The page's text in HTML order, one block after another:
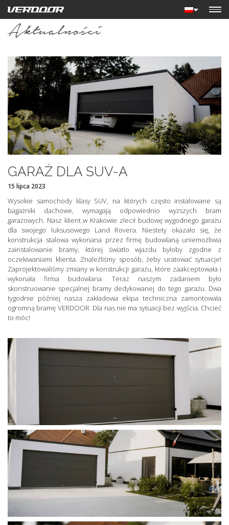
Aktualności
GARAŻ DLA SUV-A
15 lipca 2023
Wysokie samochody klasy SUV, na których często instalowane są
bagażniki dachowe, wymagają odpowiednio wyższych bram
garażowych. Nasz klient w Krakowie zlecił budowę wygodnego garażu
dla swojego luksusowego Land Rovera. Niestety okazało się, że
konstrukcja stalowa wykonana przez firmę budowlaną uniemożliwia
zainstalowanie bramy, której światło wjazdu byłoby zgodne z
oczekiwaniami klienta. Znaleźliśmy sposób, żeby uratować sytuacje!
Zaprojektowaliśmy zmiany w konstrukcji garażu, które zaakceptowała i
wykonała firma budowlana. Teraz naszym zadaniem było
skonstruowanie specjalnej bramy dedykowanej do tego garażu. Dwa
tygodnie później nasza zakładowa ekipa techniczna zamontowała
ogromną bramę VERDOOR. Dla nas nie ma sytuacji bez wyjścia. Chcieć
to móc!